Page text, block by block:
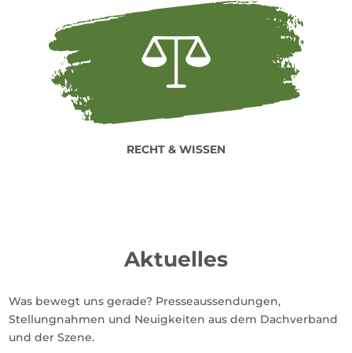
RECHT & WISSEN
Aktuelles
Was bewegt uns gerade? Presseaussendungen,
Stellungnahmen und Neuigkeiten aus dem Dachverband
und der Szene.